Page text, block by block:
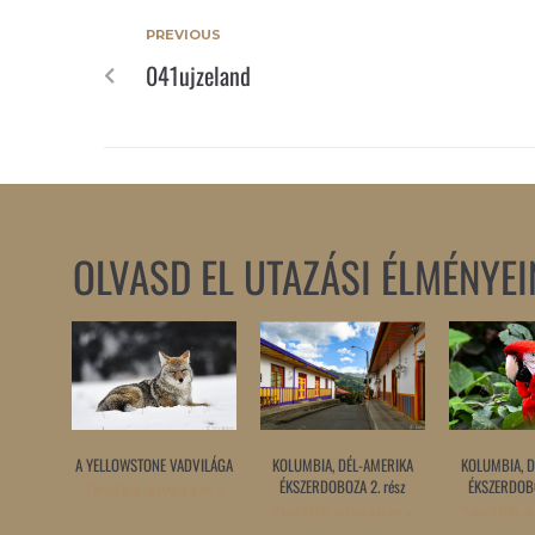
PREVIOUS
041ujzeland
OLVASD EL UTAZÁSI
A YELLOWSTONE VADVILÁGA
KOLUMBIA, DÉL-AMERIKA
ÉKSZERDOBOZA 2. rész
KOLUMBIA,